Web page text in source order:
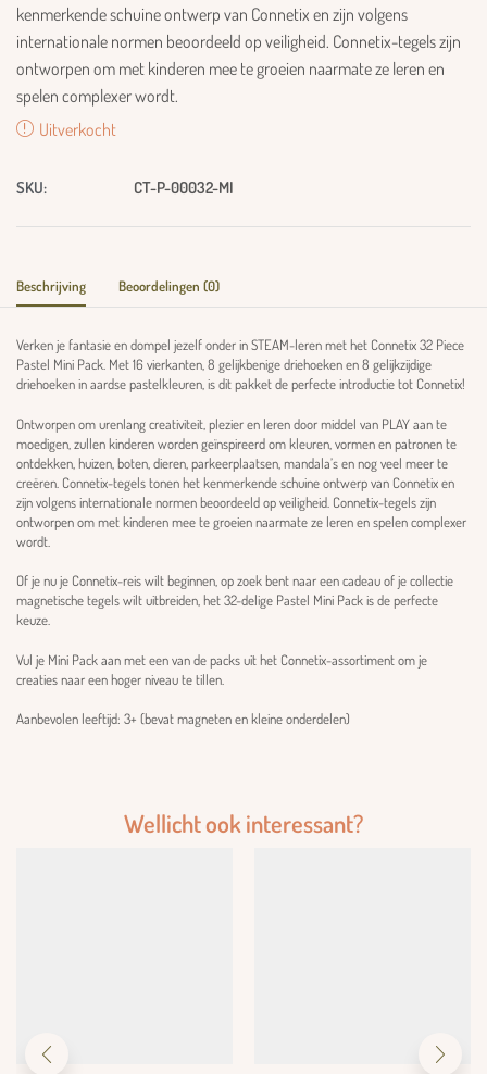
kenmerkende schuine ontwerp van Connetix en zijn volgens
internationale normen beoordeeld op veiligheid. Connetix-tegels zijn
ontworpen om met kinderen mee te groeien naarmate ze leren en
spelen complexer wordt.
Uitverkocht
SKU: CT-P-00032-MI
Beschrijving Beoordelingen (0)
Verken je fantasie en dompel jezelf onder in STEAM-leren met het Connetix 32 Piece
Pastel Mini Pack. Met 16 vierkanten, 8 gelijkbenige driehoeken en 8 gelijkzijdige
driehoeken in aardse pastelkleuren, is dit pakket de perfecte introductie tot Connetix!
Ontworpen om urenlang creativiteit, plezier en leren door middel van PLAY aan te
moedigen, zullen kinderen worden geïnspireerd om kleuren, vormen en patronen te
ontdekken, huizen, boten, dieren, parkeerplaatsen, mandala’s en nog veel meer te
creëren. Connetix-tegels tonen het kenmerkende schuine ontwerp van Connetix en
zijn volgens internationale normen beoordeeld op veiligheid. Connetix-tegels zijn
ontworpen om met kinderen mee te groeien naarmate ze leren en spelen complexer
wordt.
Of je nu je Connetix-reis wilt beginnen, op zoek bent naar een cadeau of je collectie
magnetische tegels wilt uitbreiden, het 32-delige Pastel Mini Pack is de perfecte
keuze.
Vul je Mini Pack aan met een van de packs uit het Connetix-assortiment om je
creaties naar een hoger niveau te tillen.
Aanbevolen leeftijd: 3+ (bevat magneten en kleine onderdelen)
Wellicht ook interessant?